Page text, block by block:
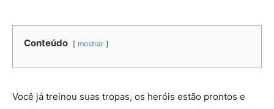
Conteúdo mostrar
Você já treinou suas tropas, os heróis estão prontos e